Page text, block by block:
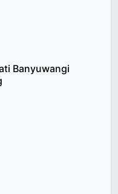
Banyuwangi